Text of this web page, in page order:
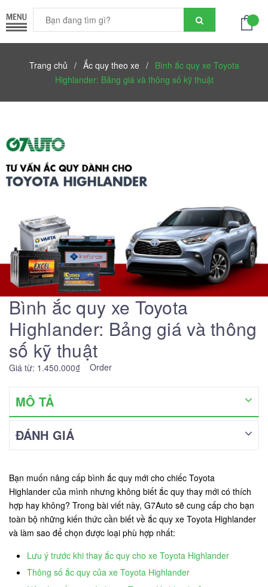
Trang chủ / Ắc quy theo xe / Bình ắc quy xe Toyota
Highlander: Bảng giá và thông số kỹ thuật
Bình ắc quy xe Toyota
Highlander: Bảng giá và thông
số kỹ thuật
Giá từ: 1.450.000₫ Order
MÔ TẢ
ĐÁNH GIÁ
Bạn muốn nâng cấp bình ắc quy mới cho chiếc Toyota
Highlander của mình nhưng không biết ắc quy thay mới có thích
hợp hay không? Trong bài viết này, G7Auto sẽ cung cấp cho bạn
toàn bộ những kiến thức cần biết về ắc quy xe Toyota Highlander
và làm sao để chọn được loại phù hợp nhất:
Lưu ý trước khi thay ắc quy cho xe Toyota Highlander
Thông số ắc quy của xe Toyota Highlander